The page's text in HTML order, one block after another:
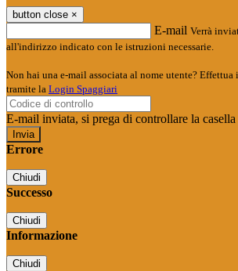
button close ×
E-mail Verrà
all'indirizzo indicato con le istruzioni necessarie.
Non hai una e-mail associata al nome utente? Effettua
tramite la Login Spaggiari
E-mail inviata, si prega di controllare la
Errore
Chiudi
Successo
Chiudi
Informazione
Chiudi